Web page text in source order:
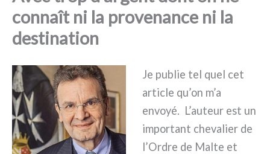
connaît ni la provenance ni la
destination
Je publie tel quel cet
arti­cle qu’on m’a
envoyé. L’auteur est un
impor­tant che­va­lier de
l’Ordre de Malte et